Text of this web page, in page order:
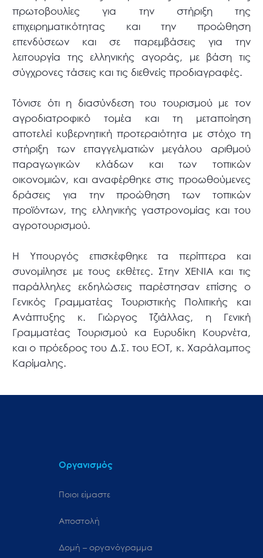
πρωτοβουλίες για την στήριξη της
επιχειρηματικότητας και την προώθηση
επενδύσεων και σε παρεμβάσεις για την
λειτουργία της ελληνικής αγοράς, με βάση τις
σύγχρονες τάσεις και τις διεθνείς προδιαγραφές.
Τόνισε ότι η διασύνδεση του τουρισμού με τον
αγροδιατροφικό τομέα και τη μεταποίηση
αποτελεί κυβερνητική προτεραιότητα με στόχο τη
στήριξη των επαγγελματιών μεγάλου αριθμού
παραγωγικών κλάδων και των τοπικών
οικονομιών, και αναφέρθηκε στις προωθούμενες
δράσεις για την προώθηση των τοπικών
προϊόντων, της ελληνικής γαστρονομίας και του
αγροτουρισμού.
Η Υπουργός επισκέφθηκε τα περίπτερα και
συνομίλησε με τους εκθέτες. Στην XENIA και τις
παράλληλες εκδηλώσεις παρέστησαν επίσης ο
Γενικός Γραμματέας Τουριστικής Πολιτικής και
Ανάπτυξης κ. Γιώργος Τζιάλλας, η Γενική
Γραμματέας Τουρισμού κα Ευρυδίκη Κουρνέτα,
και ο πρόεδρος του Δ.Σ. του ΕΟΤ, κ. Χαράλαμπος
Καρίμαλης.
Οργανισμός
Ποιοι είμαστε
Αποστολή
Δομή – οργανόγραμμα